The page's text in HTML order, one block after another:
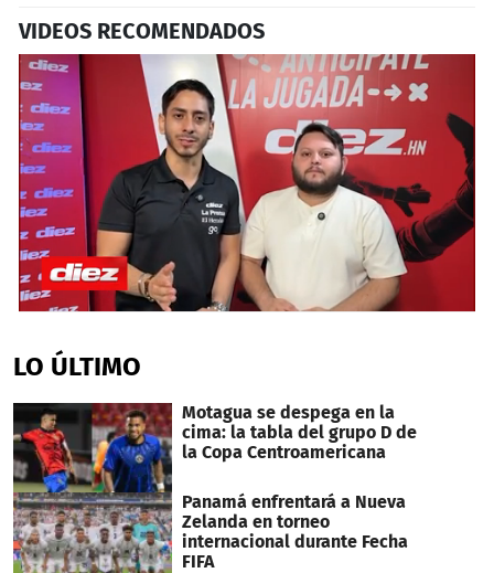
VIDEOS RECOMENDADOS
of
12
34
seconds
LO ÚLTIMO
Motagua se despega en la
cima: la tabla del grupo D de
la Copa Centroamericana
Panamá enfrentará a Nueva
Zelanda en torneo
internacional durante Fecha
FIFA